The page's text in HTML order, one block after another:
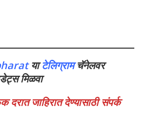
याटेलिग्रामचॅनेलवर
मिळवा
दरात जाहिरात देण्यासाठी संपर्क